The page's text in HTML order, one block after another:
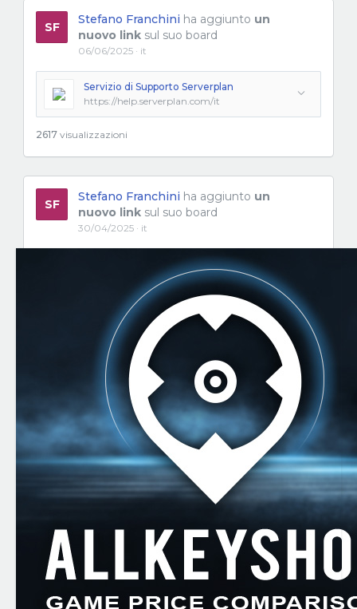
SF
Stefano Franchini ha aggiunto un
nuovo link sul suo board
06/06/2025 · it
Servizio di Supporto Serverplan
https://help.serverplan.com/it
2617 visualizzazioni
SF
Stefano Franchini ha aggiunto un
nuovo link sul suo board
30/04/2025 · it